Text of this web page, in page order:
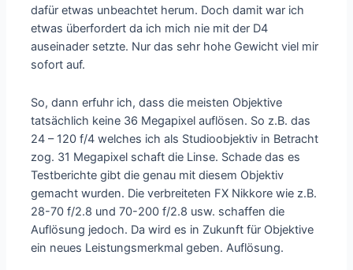
dafür etwas unbeachtet herum. Doch damit war ich
etwas überfordert da ich mich nie mit der D4
auseinader setzte. Nur das sehr hohe Gewicht viel mir
sofort auf.
So, dann erfuhr ich, dass die meisten Objektive
tatsächlich keine 36 Megapixel auflösen. So z.B. das
24 – 120 f/4 welches ich als Studioobjektiv in Betracht
zog. 31 Megapixel schaft die Linse. Schade das es
Testberichte gibt die genau mit diesem Objektiv
gemacht wurden. Die verbreiteten FX Nikkore wie z.B.
28-70 f/2.8 und 70-200 f/2.8 usw. schaffen die
Auflösung jedoch. Da wird es in Zukunft für Objektive
ein neues Leistungsmerkmal geben. Auflösung.